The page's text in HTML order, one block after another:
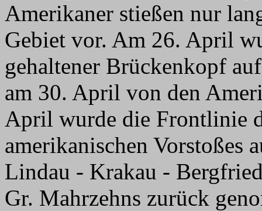
Amerikaner stießen nur
Gebiet vor. Am 26. April
gehaltener Brückenkopf
am 30. April von den
April wurde die Frontlinie
amerikanischen Vorstoßes
Lindau - Krakau -
Gr. Mahrzehns zurück